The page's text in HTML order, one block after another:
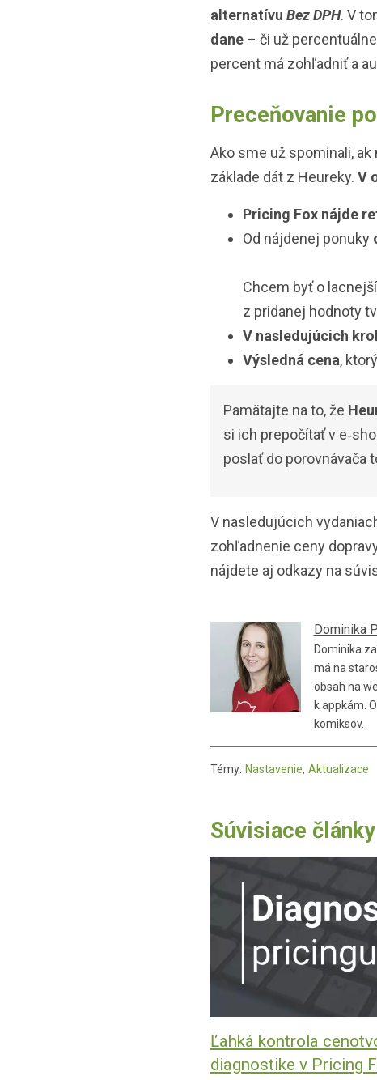
alternatívu Bez DPH. V
dane– či už
percent má zohľadniť a
Preceňovanie
Ako sme už spomínali, ak
základe dát z Heureky. V
Pricing Fox nájde
Od nájdenej ponuky
Chcem byť o
z pridanej hodnoty
V nasledujúcich
Výsledná cena,
Pamätajte na to, že
si ich prepočítať v
poslať do porovnávača
V nasledujúcich
zohľadnenie ceny
nájdete aj odkazy na
Dominika
Dominika
má na
obsah na
k appkám.
komiksov.
Témy: Nastavenie, Aktualizace
Súvisiace články
Ľahká kontrola
diagnostike v Pricing